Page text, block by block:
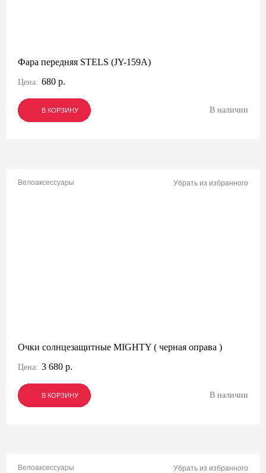
Фара передняя STELS (JY-159A)
Цена: 680 р.
В КОРЗИНУ
В КОРЗИНУ
В КОРЗИНУ В наличии
Велоаксессуары Убрать из избранного
Очки солнцезащитные MIGHTY ( черная оправа )
Цена: 3 680 р.
В КОРЗИНУ
В КОРЗИНУ
В КОРЗИНУ В наличии
Велоаксессуары Убрать из избранного